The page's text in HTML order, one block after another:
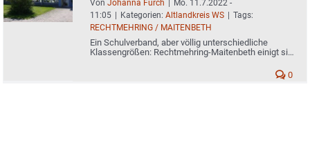
Von Johanna Furch | Mo. 11.7.2022 -
11:05 | Kategorien: Altlandkreis WS | Tags:
RECHTMEHRING / MAITENBETH
Ein Schulverband, aber völlig unterschiedliche
Klassengrößen: Rechtmehring-Maitenbeth einigt sich
0